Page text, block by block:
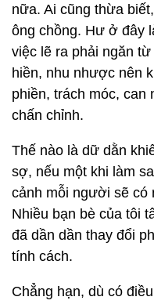
nữa. Ai cũng thừa
ông chồng. Hư ở đây
việc lẽ ra phải ngăn
hiền, nhu nhược nên
phiền, trách móc, can
chấn chỉnh.
Thế nào là dữ dằn
sợ, nếu một khi làm
cảnh mỗi người sẽ có
Nhiều bạn bè của tôi
đã dần dần thay đổi
tính cách.
Chẳng hạn, dù có